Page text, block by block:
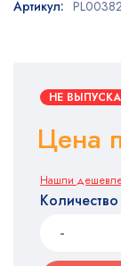
НЕ
Цена
Нашли
Количество
Артикул: